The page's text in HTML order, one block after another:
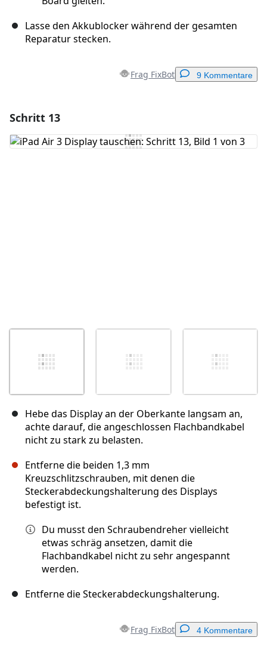
Lasse den Akkublocker während der gesamten
Reparatur stecken.
Frag FixBot 9 Kommentare
Kommentar hinzufügen
Schritt 13
Hebe das Display an der Oberkante langsam an,
achte darauf, die angeschlossen Flachbandkabel
nicht zu stark zu belasten.
Entferne die beiden 1,3 mm
Kreuzschlitzschrauben, mit denen die
Steckerabdeckungshalterung des Displays
befestigt ist.
Du musst den Schraubendreher vielleicht
etwas schräg ansetzen, damit die
Flachbandkabel nicht zu sehr angespannt
werden.
Entferne die Steckerabdeckungshalterung.
Frag FixBot 4 Kommentare